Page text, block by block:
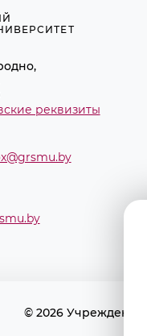
реквизиты
© 2026 Учреждение